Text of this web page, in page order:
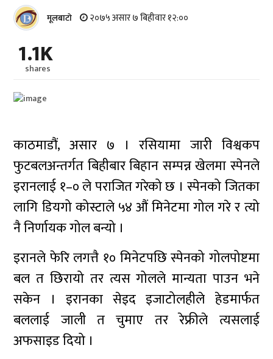
मूलबाटाे २०७५ असार ७ बिहीवार १२:००
1.1K
shares
काठमाडौं, असार ७ । रसियामा जारी विश्वकप
फुटबलअन्तर्गत बिहीबार बिहान सम्पन्न खेलमा स्पेनले
इरानलाई १–० ले पराजित गरेको छ । स्पेनको जितका
लागि डियगो कोस्टाले ५४ औं मिनेटमा गोल गरे र त्यो
नै निर्णायक गोल बन्यो ।
इरानले फेरि लगत्तै १० मिनेटपछि स्पेनको गोलपोष्टमा
बल त छिरायो तर त्यस गोलले मान्यता पाउन भने
सकेन । इरानका सेइद इजाटोलहीले हेडमार्फत
बललाई जाली त चुमाए तर रेफ्रीले त्यसलाई
अफसाइड दियो ।